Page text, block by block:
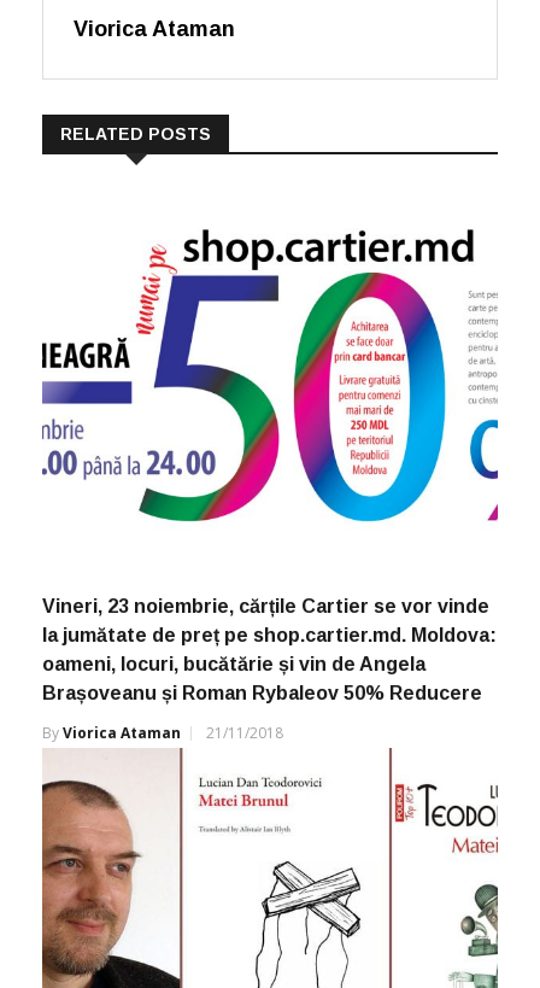
Viorica Ataman
RELATED POSTS
Vineri, 23 noiembrie, cărțile Cartier se vor vinde
la jumătate de preț pe shop.cartier.md. Moldova:
oameni, locuri, bucătărie și vin de Angela
Brașoveanu și Roman Rybaleov 50% Reducere
ByViorica Ataman 21/11/2018